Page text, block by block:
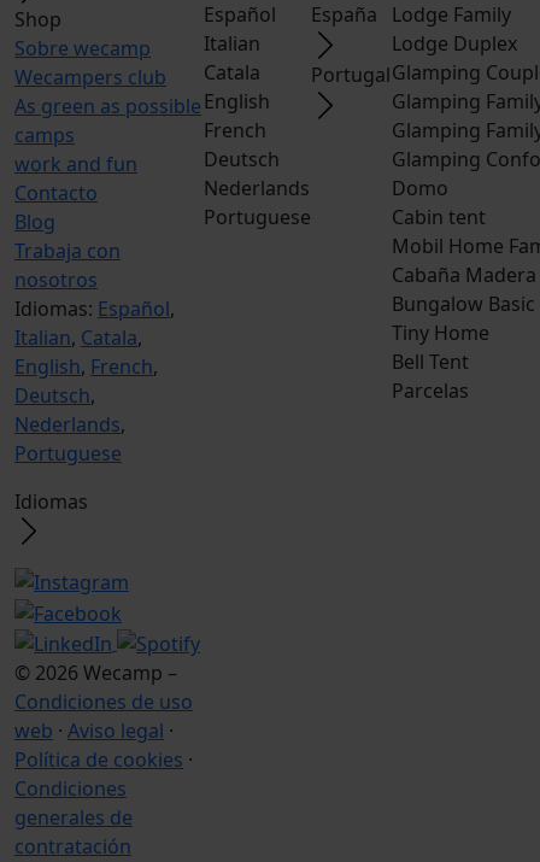
Shop
Sobre wecamp
Wecampers club
As green as possible
camps
work and fun
Contacto
Blog
Trabaja con
nosotros
Idiomas: Español,
Italian, Catala,
English, French,
Deutsch,
Nederlands,
Portuguese
Idiomas
© 2026 Wecamp –
Condiciones de uso
web · Aviso legal ·
Política de cookies ·
Condiciones
generales de
contratación
Español
Italian
Catala
English
French
Deutsch
Nederlands
Portuguese
España
Portugal
Lodge Family
Lodge Duplex
Glamping
Glamping
Glamping
Glamping
Domo
Cabin tent
Mobil Home
Cabaña Madera
Bungalow Basic
Tiny Home
Bell Tent
Parcelas